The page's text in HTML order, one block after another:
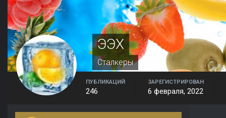
ЭЭХ
Сталкеры
ПУБЛИКАЦИЙ
246
ЗАРЕГИСТРИРОВАН
6 февраля, 2022